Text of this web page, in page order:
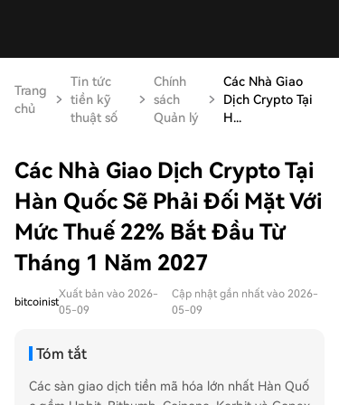
Trang
chủ
Tin tức
tiền kỹ
thuật số
Chính
sách
Quản lý
Các Nhà Giao
Dịch Crypto Tại
H...
Các Nhà Giao Dịch Crypto Tại
Hàn Quốc Sẽ Phải Đối Mặt Với
Mức Thuế 22% Bắt Đầu Từ
Tháng 1 Năm 2027
bitcoinist
Xuất bản vào 2026-
05-09
Cập nhật gần nhất vào 2026-
05-09
Tóm tắt
Các sàn giao dịch tiền mã hóa lớn nhất Hàn Quố